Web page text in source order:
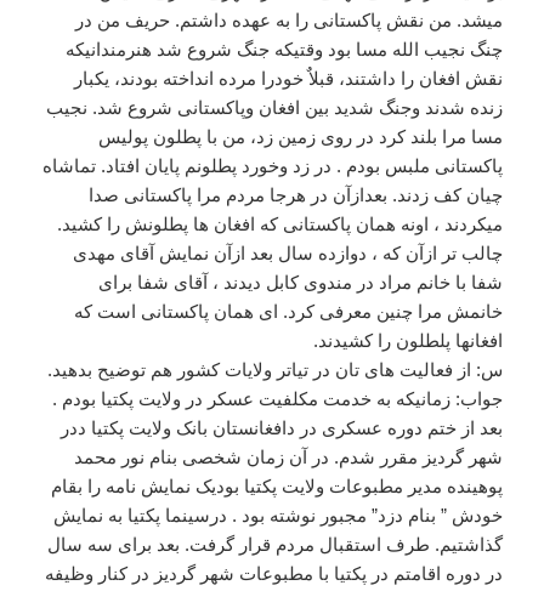
میشد. من نقش پاکستانی را به عهده داشتم. حریف من در
چنگ نجیب الله مسا بود وقتیکه جنگ شروع شد هنرمندانیکه
نقش افغان را داشتند، قبلاٌ خودرا مرده انداخته بودند، یکبار
زنده شدند وجنگ شدید بین افغان وپاکستانی شروع شد. نجیب
مسا مرا بلند کرد در روی زمین زد، من با پطلون پولیس
پاکستانی ملبس بودم . در زد وخورد پطلونم پایان افتاد. تماشاه
چیان کف زدند. بعدازآن در هرجا مردم مرا پاکستانی صدا
میکردند ، اونه همان پاکستانی که افغان ها پطلونش را کشید.
چالب تر ازآن که ، دوازده سال بعد ازآن نمایش آقای مهدی
شفا با خانم مراد در مندوی کابل دیدند ، آقای شفا برای
خانمش مرا چنین معرفی کرد. ای همان پاکستانی است که
افغانها پلطلون را کشیدند.
س: از فعالیت های تان در تیاتر ولایات کشور هم توضیح بدهید.
جواب: زمانیکه به خدمت مکلفیت عسکر در ولایت پکتیا بودم .
بعد از ختم دوره عسکری در دافغانستان بانک ولایت پکتیا ددر
شهر گردیز مقرر شدم. در آن زمان شخصی بنام نور محمد
پوهینده مدیر مطبوعات ولایت پکتیا بودیک نمایش نامه را بقام
خودش ” بنام دزد” مجبور نوشته بود . درسینما پکتیا به نمایش
گذاشتیم. طرف استقبال مردم قرار گرفت. بعد برای سه سال
در دوره اقامتم در پکتیا با مطبوعات شهر گردیز در کنار وظیفه